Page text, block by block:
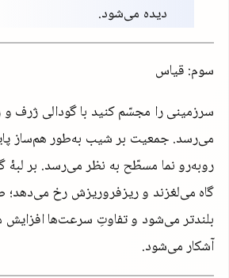
دیده می‌شود.
سوم: قیاس
سرزمینی را مجسّم کنید با گودالی ژرف و
می‌رسد. جمعیت بر شیب به‌طور هم‌ساز
روبه‌رو نما مسطّح به نظر می‌رسد. بر لبهٔ
گاه می‌لغزند و ریزفرو‌ریزش رخ
بلندتر می‌شود و تفاوتِ سرعت‌ها افزایش
آشکار می‌شود.